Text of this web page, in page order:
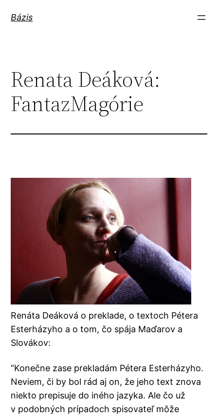
Bázis
Renata Deáková:
FantazMagórie
Renáta Deáková o preklade, o textoch Pétera
Esterházyho a o tom, čo spája Maďarov a
Slovákov:
“Konečne zase prekladám Pétera Esterházyho.
Neviem, či by bol rád aj on, že jeho text znova
niekto prepisuje do iného jazyka. Ale čo už
v podobných prípadoch spisovateľ môže